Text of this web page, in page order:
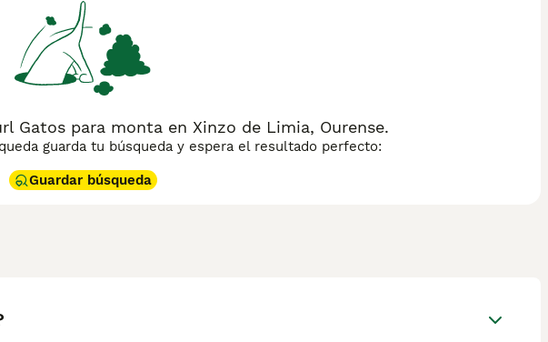
Gatos para monta en Xinzo de Limia, Ourense.
guarda tu búsqueda y espera el resultado perfecto:
Guardar búsqueda